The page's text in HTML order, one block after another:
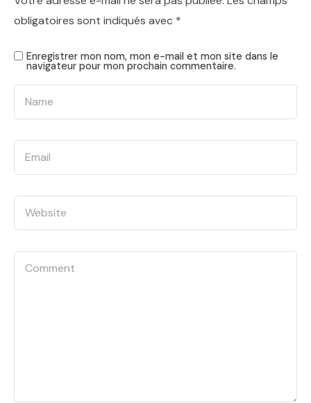
obligatoires sont indiqués avec *
Enregistrer mon nom, mon e-mail et mon site dans le
navigateur pour mon prochain commentaire.